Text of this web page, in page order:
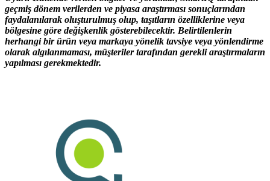
geçmiş dönem verilerden ve piyasa araştırması sonuçlarından
faydalanılarak oluşturulmuş olup, taşıtların özelliklerine veya
bölgesine göre değişkenlik gösterebilecektir. Belirtilenlerin
herhangi bir ürün veya markaya yönelik tavsiye veya yönlendirme
olarak algılanmaması, müşteriler tarafından gerekli araştırmaların
yapılması gerekmektedir.